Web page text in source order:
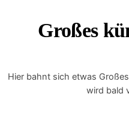
Großes
Hier bahnt sich etwas
wird bald